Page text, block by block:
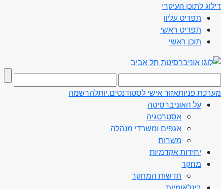
דילוג לתוכן העיקרי
תפריט עליון
תפריט ראשי
תוכן ראשי
מערכת פניותאזור אישי לסטודנטים.יותלהרשמה
על האוניברסיטה
אסטרטגיה
אגפים ומשרדי מנהלה
משרות
יחידות אקדמיות
מחקר
חדשות המחקר